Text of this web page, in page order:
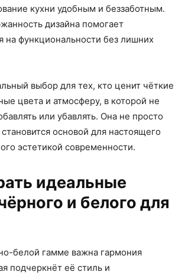
кухни удобным и беззаботным.
дизайна помогает
на функциональности без лишних
выбор для тех, кто ценит чёткие
цвета и атмосферу, в которой не
или убавлять. Она не просто
основой для настоящего
эстетикой современности.
идеальные
и белого для
белой гамме важна гармония
подчеркнёт её стиль и